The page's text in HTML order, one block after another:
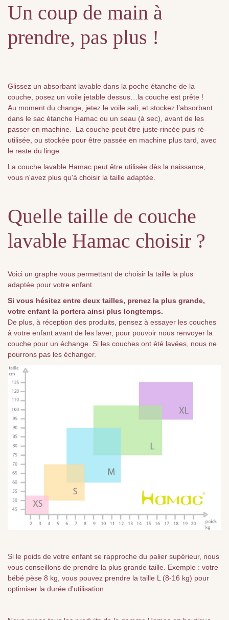
Un coup de main à
prendre, pas plus !
Glissez un absorbant lavable dans la poche étanche de la
couche, posez un voile jetable dessus…la couche est prête !
Au moment du change, jetez le voile sali, et stockez l’absorbant
dans le sac étanche Hamac ou un seau (à sec), avant de les
passer en machine. La couche peut être juste rincée puis ré-
utilisée, ou stockée pour être passée en machine plus tard, avec
le reste du linge.
La couche lavable Hamac peut être utilisée dès la naissance,
vous n'avez plus qu'à choisir la taille adaptée.
Quelle taille de couche
lavable Hamac choisir ?
Voici un graphe vous permettant de choisir la taille la plus
adaptée pour votre enfant.
Si vous hésitez entre deux tailles, prenez la plus grande,
votre enfant la portera ainsi plus longtemps.
De plus, à réception des produits, pensez à essayer les couches
à votre enfant avant de les laver, pour pouvoir nous renvoyer la
couche pour un échange. Si les couches ont été lavées, nous ne
pourrons pas les échanger.
Si le poids de votre enfant se rapproche du palier supérieur, nous
vous conseillons de prendre la plus grande taille. Exemple : votre
bébé pèse 8 kg, vous pouvez prendre la taille L (8-16 kg) pour
optimiser la durée d'utilisation.